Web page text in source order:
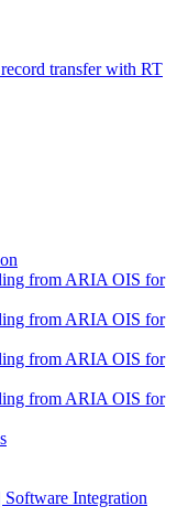
transfer with RT
from ARIA OIS for
from ARIA OIS for
from ARIA OIS for
from ARIA OIS for
Integration